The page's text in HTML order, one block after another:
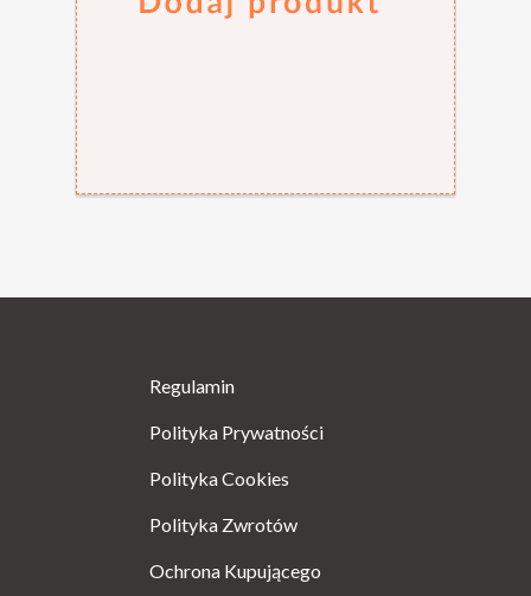
Regulamin
Polityka Prywatności
Polityka Cookies
Polityka Zwrotów
Ochrona Kupującego